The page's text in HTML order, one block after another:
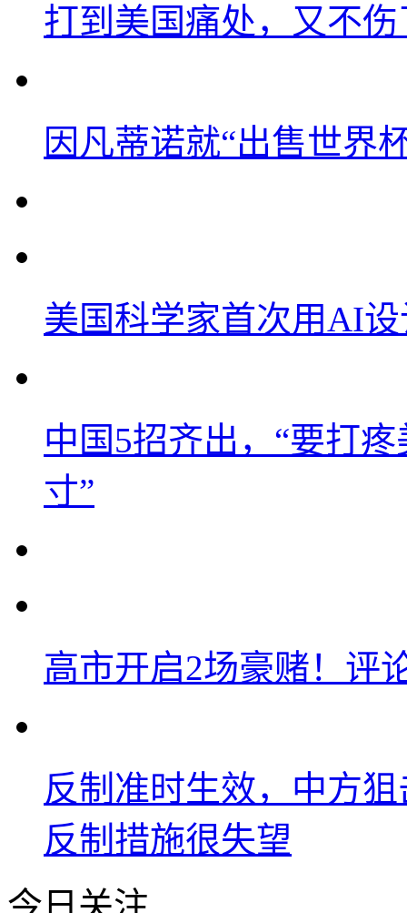
打到美国痛处，又不
因凡蒂诺就“出售世界
美国科学家首次用AI
中国5招齐出，“要打
寸”
高市开启2场豪赌！评
反制准时生效，中方
反制措施很失望
今日关注